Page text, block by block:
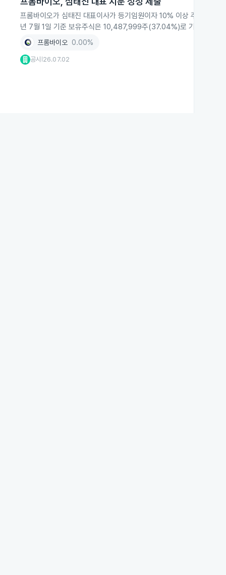
프롬바이오가 심태진 대표이사가 등기임원이자 10% 이상 주요주주
년 7월 1일 기준 보유주식은 10,487,999주(37.04%)로 기재했습니
프롬바이오 0.00%
공시 26.07.02